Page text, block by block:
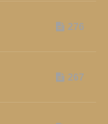
276
267